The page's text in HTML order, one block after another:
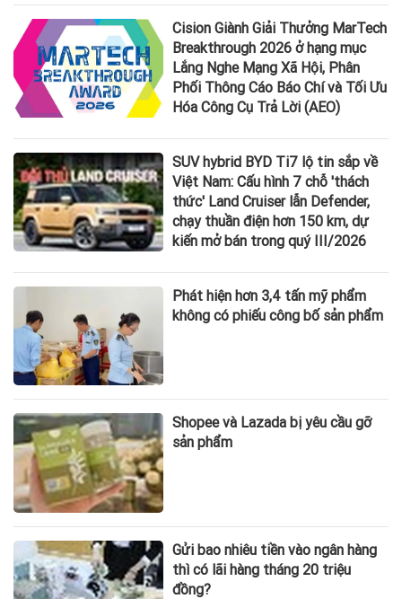
Cision Giành Giải Thưởng MarTech
Breakthrough 2026 ở hạng mục
Lắng Nghe Mạng Xã Hội, Phân
Phối Thông Cáo Báo Chí và Tối Ưu
Hóa Công Cụ Trả Lời (AEO)
SUV hybrid BYD Ti7 lộ tin sắp về
Việt Nam: Cấu hình 7 chỗ 'thách
thức' Land Cruiser lẫn Defender,
chạy thuần điện hơn 150 km, dự
kiến mở bán trong quý III/2026
Phát hiện hơn 3,4 tấn mỹ phẩm
không có phiếu công bố sản phẩm
Shopee và Lazada bị yêu cầu gỡ
sản phẩm
Gửi bao nhiêu tiền vào ngân hàng
thì có lãi hàng tháng 20 triệu
đồng?